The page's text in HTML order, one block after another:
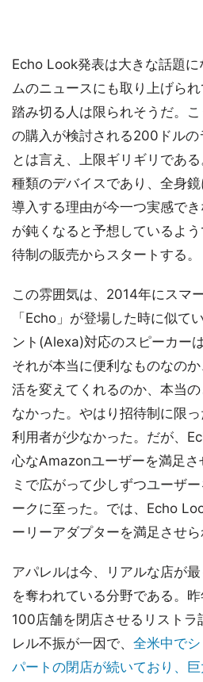
Echo Look発表は大きな話題に
ムのニュースにも取り上げら
踏み切る人は限られそうだ。
の購入が検討される200ドルの
とは言え、上限ギリギリであ
種類のデバイスであり、全身
導入する理由が今一つ実感で
が鈍くなると予想しているよ
待制の販売からスタートする。
この雰囲気は、2014年にスマ
「Echo」が登場した時に似て
ント(Alexa)対応のスピーカー
それが本当に便利なものなの
活を変えてくれるのか、本当
なかった。やはり招待制に限
利用者が少なかった。だが、
心なAmazonユーザーを満足さ
ミで広がって少しずつユーザ
ークに至った。では、Echo
ーリーアダプターを満足させ
アパレルは今、リアルな店が
を奪われている分野である。
100店舗を閉店させるリストラ
レル不振が一因で、 全米中で
パートの閉店が続いており、